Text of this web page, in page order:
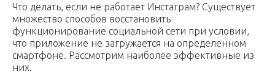
Что делать, если не работает Инстаграм? Существует
множество способов восстановить
функционирование социальной сети при условии,
что приложение не загружается на определенном
смартфоне. Рассмотрим наиболее эффективные из
них.